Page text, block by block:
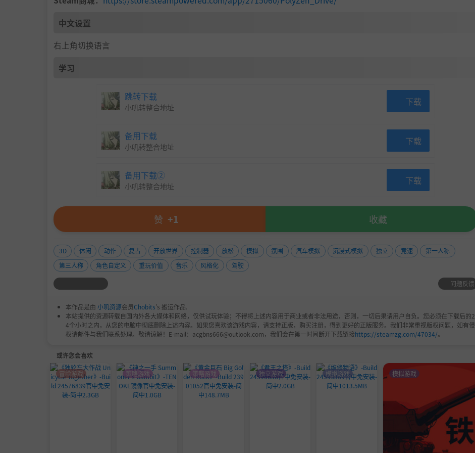
中文设置
右上角切换语言
学习
跳转下载
小叽转整合地址 下载
备用下载
小叽转整合地址 下载
备用下载②
小叽转整合地址 下载
赞 +1 收藏
3D 休闲 动作 复古 开放世界 控制器 放松 模拟 氛围 汽车模拟 沉浸式模拟 独立 竞速
第一人称
第三人称
角色自定义 重玩价值 音乐 风格化 驾驶
问题反馈
本作品是由 小叽资源会员Chobits's 搬运作品.
本站提供的资源转载自国内外各大媒体和网络，仅供试玩体验；不得将上述内容用于商业或者非法用途，否则，一切后果请用户自负。您必须在下载后的2
4个小时之内，从您的电脑中彻底删除上述内容。如果您喜欢该游戏内容，请支持正版，购买注册，得到更好的正版服务。我们非常重视版权问题，如有侵
权请邮件与我们联系处理。敬请谅解！E-mail：acgbns666@outlook.com，我们会在第一时间断开下载链接https://steamzg.com/47034/。
或许您会喜欢
冒险游戏 策略游戏 策略游戏 独立游戏 模拟游戏 模拟游戏